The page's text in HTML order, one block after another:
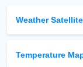
Weather Satellite
Temperature